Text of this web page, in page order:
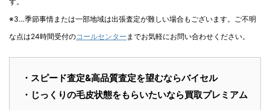
※3…季節事情または一部地域は出張査定が難しい場合もございます。ご不明
な点は24時間受付のコールセンター までお気軽にお問い合わせください。
・スピード査定&高品質査定を望むならバイセル
・じっくりの毛皮状態をもらいたいなら買取プレミアム